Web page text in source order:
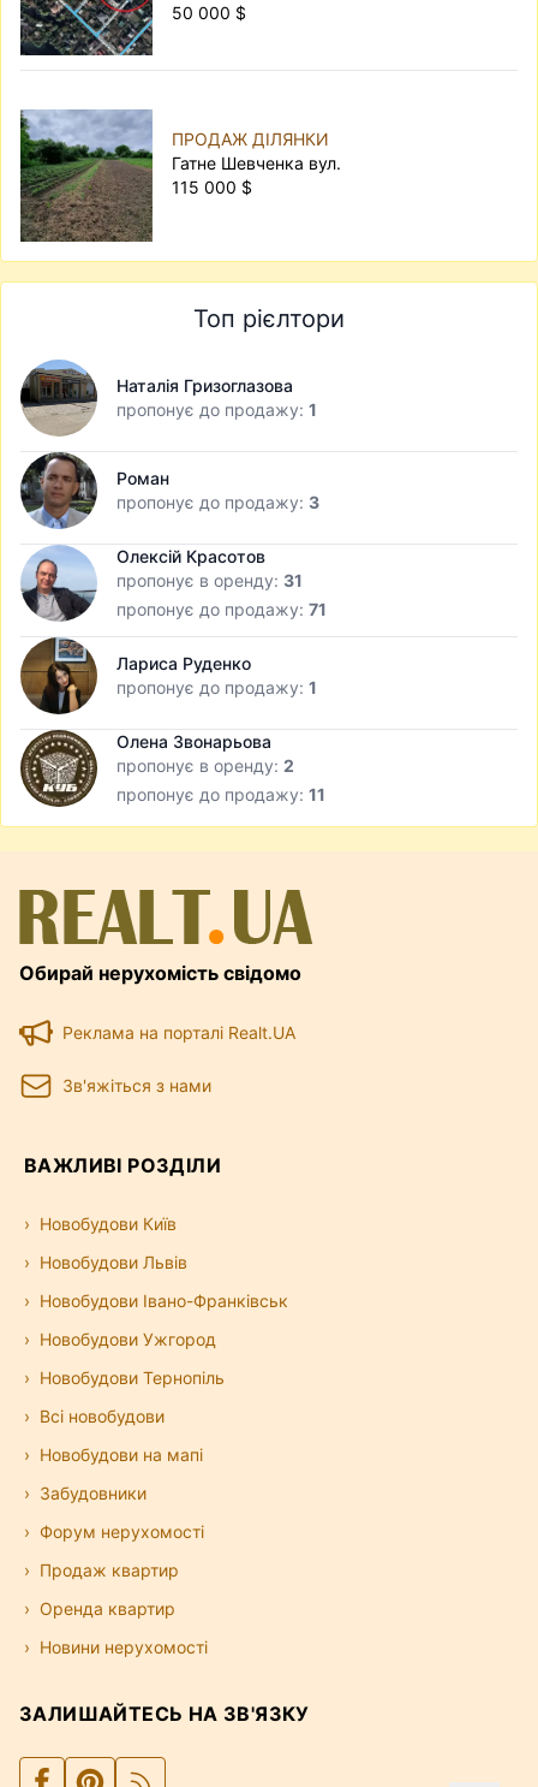
50 000 $
ПРОДАЖ ДІЛЯНКИ
Гатне Шевченка вул.
115 000 $
Топ рієлтори
Наталія Гризоглазова
пропонує до продажу: 1
Роман
пропонує до продажу: 3
Олексій Красотов
пропонує в оренду: 31
пропонує до продажу: 71
Лариса Руденко
пропонує до продажу: 1
Олена Звонарьова
пропонує в оренду: 2
пропонує до продажу: 11
Обирай нерухомість свідомо
Реклама на порталі Realt.UA
Зв'яжіться з нами
ВАЖЛИВІ РОЗДІЛИ
Новобудови Київ
Новобудови Львів
Новобудови Івано-Франківськ
Новобудови Ужгород
Новобудови Тернопіль
Всі новобудови
Новобудови на мапі
Забудовники
Форум нерухомості
Продаж квартир
Оренда квартир
Новини нерухомості
ЗАЛИШАЙТЕСЬ НА ЗВ'ЯЗКУ